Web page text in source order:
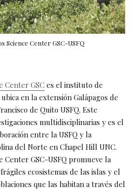
Science Center GSC-USFQ
Center GSC es el instituto de
en la extensión Galápagos de
de Quito USFQ. Este
multidisciplinarias y es el
entre la USFQ y la
del Norte en Chapel Hill UNC.
Center GSC-USFQ promueve la
ecosistemas de las islas y el
que las habitan a través del